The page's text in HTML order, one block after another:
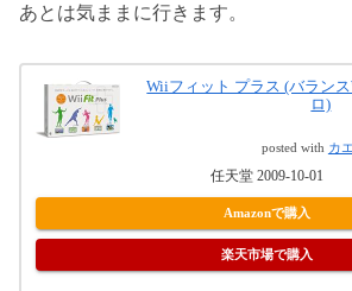
あとは気ままに行きます。
Wiiフィット プラス (バラン
ロ)
posted with カ
任天堂 2009-10-01
Amazonで購入
楽天市場で購入